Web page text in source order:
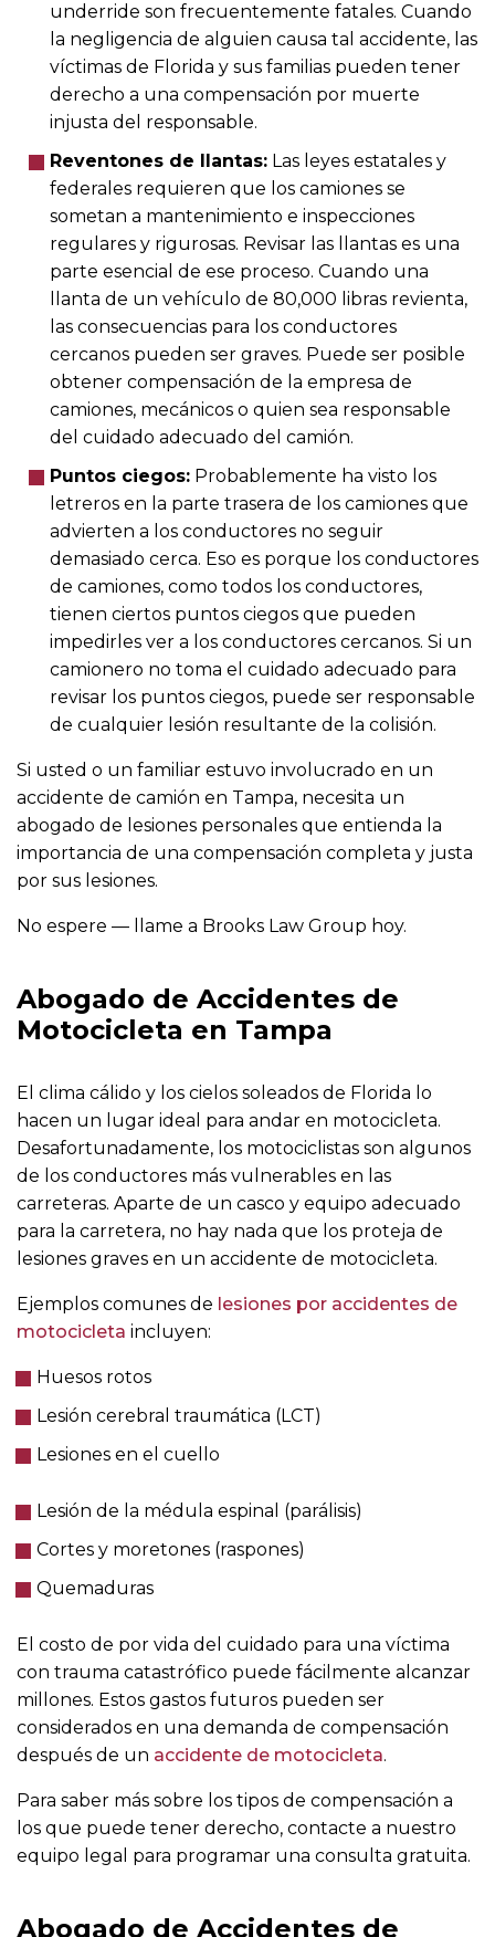
underride son frecuentemente fatales. Cuando
la negligencia de alguien causa tal accidente, las
víctimas de Florida y sus familias pueden tener
derecho a una compensación por muerte
injusta del responsable.
Reventones de llantas: Las leyes estatales y
federales requieren que los camiones se
sometan a mantenimiento e inspecciones
regulares y rigurosas. Revisar las llantas es una
parte esencial de ese proceso. Cuando una
llanta de un vehículo de 80,000 libras revienta,
las consecuencias para los conductores
cercanos pueden ser graves. Puede ser posible
obtener compensación de la empresa de
camiones, mecánicos o quien sea responsable
del cuidado adecuado del camión.
Puntos ciegos: Probablemente ha visto los
letreros en la parte trasera de los camiones que
advierten a los conductores no seguir
demasiado cerca. Eso es porque los conductores
de camiones, como todos los conductores,
tienen ciertos puntos ciegos que pueden
impedirles ver a los conductores cercanos. Si un
camionero no toma el cuidado adecuado para
revisar los puntos ciegos, puede ser responsable
de cualquier lesión resultante de la colisión.
Si usted o un familiar estuvo involucrado en un
accidente de camión en Tampa, necesita un
abogado de lesiones personales que entienda la
importancia de una compensación completa y justa
por sus lesiones.
No espere — llame a Brooks Law Group hoy.
Abogado de Accidentes de
Motocicleta en Tampa
El clima cálido y los cielos soleados de Florida lo
hacen un lugar ideal para andar en motocicleta.
Desafortunadamente, los motociclistas son algunos
de los conductores más vulnerables en las
carreteras. Aparte de un casco y equipo adecuado
para la carretera, no hay nada que los proteja de
lesiones graves en un accidente de motocicleta.
Ejemplos comunes de lesiones por accidentes de
motocicleta incluyen:
Huesos rotos
Lesión cerebral traumática (LCT)
Lesiones en el cuello
Lesión de la médula espinal (parálisis)
Cortes y moretones (raspones)
Quemaduras
El costo de por vida del cuidado para una víctima
con trauma catastrófico puede fácilmente alcanzar
millones. Estos gastos futuros pueden ser
considerados en una demanda de compensación
después de un accidente de motocicleta.
Para saber más sobre los tipos de compensación a
los que puede tener derecho, contacte a nuestro
equipo legal para programar una consulta gratuita.
Abogado de Accidentes de